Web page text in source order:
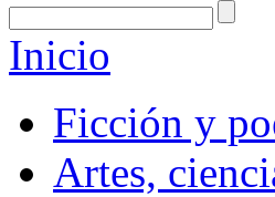
Inicio
Ficción y
Artes,